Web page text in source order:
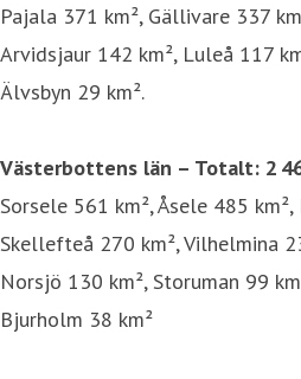
Pajala 371 km², Gällivare 337
Arvidsjaur 142 km², Luleå 117
Älvsbyn 29 km².
Västerbottens län – Totalt: 2
Sorsele 561 km², Åsele 485
Skellefteå 270 km², Vilhelmina
Norsjö 130 km², Storuman 99
Bjurholm 38 km²